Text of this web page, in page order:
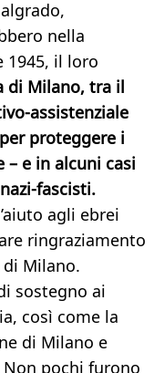
nella
1945, il loro
di Milano, tra il
assistenziale
proteggere i
– e in alcuni casi
fascisti.
agli ebrei
ringraziamento
Milano.
sostegno ai
così come la
di Milano e
pochi furono